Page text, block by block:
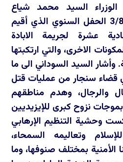
السيد محمد شياع
السوداني، الأحد3/8/2025 الحفل السنوي الذي أقيم
عشرة لجريمة الابادة
الاخرى، والتي ارتكبتها
السيد السوداني الى ما
قضاء سنجار من عمليات قتل
والرجال، وهدم مناطقهم
نزوح كبرى للإيزيديين
وحشية التنظيم الإرهابي
وتعاليمه السمحاء،
بمختلف صنوفها، وما